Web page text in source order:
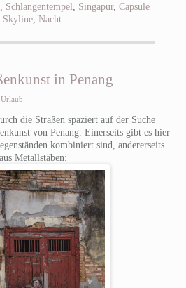
Schlangentempel Singapur, Capsule
Skyline, Nacht
in Penang
Urlaub
die Straßen spaziert auf der Suche
von Penang. Einerseits gibt es hier
kombiniert sind, andererseits
Metallstäben: